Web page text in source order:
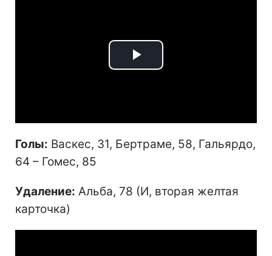
Play
Голы: Васкес, 31, Бертраме, 58, Гальярдо,
64 – Гомес, 85
Удаление: Альба, 78 (И, вторая желтая
карточка)